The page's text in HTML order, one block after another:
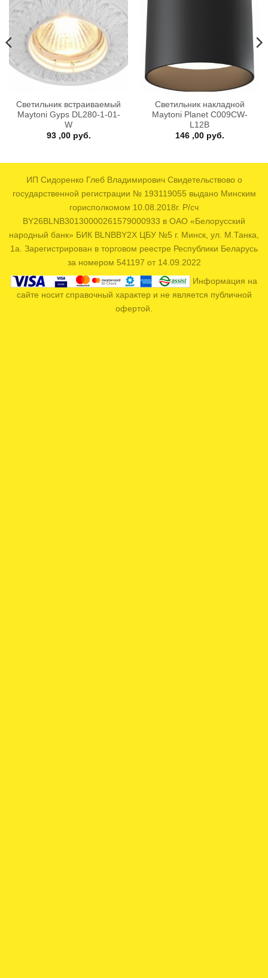
Светильник встраиваемый
Maytoni Gyps DL280-1-01-
W
93 ,00 руб.
Светильник накладной
Maytoni Planet C009CW-
L12B
146 ,00 руб.
ИП Сидоренко Глеб Владимирович Свидетельствово о
государственной регистрации № 193119055 выдано Минским
горисполкомом 10.08.2018г. Р/сч
BY26BLNB30130000261579000933 в ОАО «Белорусский
народный банк» БИК BLNBBY2X ЦБУ №5 г. Минск, ул. М.Танка,
1а. Зарегистрирован в торговом реестре Республики Беларусь
за номером 541197 от 14.09.2022
Информация на
сайте носит справочный характер и не является публичной
офертой.